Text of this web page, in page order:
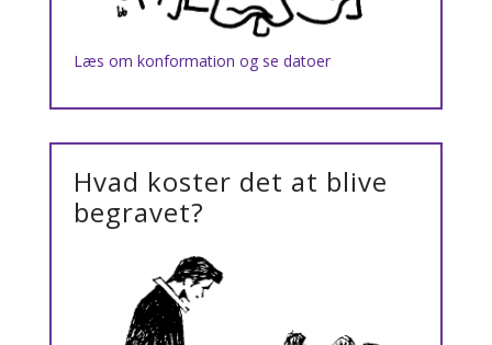
Læs om konformation og se datoer
Hvad koster det at blive
begravet?